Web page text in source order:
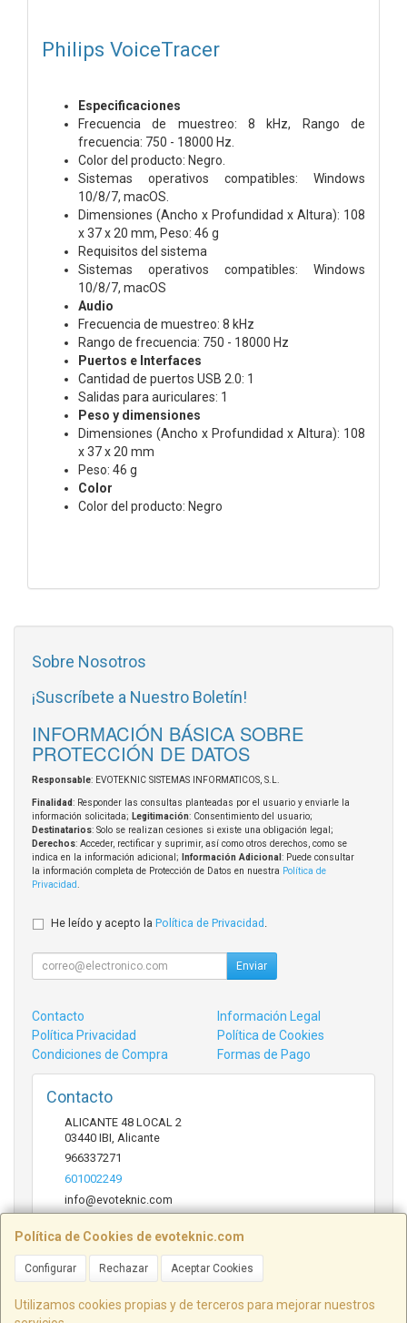
Philips VoiceTracer
Especificaciones
Frecuencia de muestreo: 8 kHz, Rango de
frecuencia: 750 - 18000 Hz.
Color del producto: Negro.
Sistemas operativos compatibles: Windows
10/8/7, macOS.
Dimensiones (Ancho x Profundidad x Altura): 108
x 37 x 20 mm, Peso: 46 g
Requisitos del sistema
Sistemas operativos compatibles: Windows
10/8/7, macOS
Audio
Frecuencia de muestreo: 8 kHz
Rango de frecuencia: 750 - 18000 Hz
Puertos e Interfaces
Cantidad de puertos USB 2.0: 1
Salidas para auriculares: 1
Peso y dimensiones
Dimensiones (Ancho x Profundidad x Altura): 108
x 37 x 20 mm
Peso: 46 g
Color
Color del producto: Negro
Política de Cookies de evoteknic.com
Configurar Rechazar Aceptar Cookies
Utilizamos cookies propias y de terceros para mejorar nuestros
Sobre Nosotros
¡Suscríbete a Nuestro Boletín!
INFORMACIÓN BÁSICA SOBRE
PROTECCIÓN DE DATOS
Responsable: EVOTEKNIC SISTEMAS INFORMATICOS, S.L.
Finalidad: Responder las consultas planteadas por el usuario y enviarle la
información solicitada; Legitimación: Consentimiento del usuario;
Destinatarios: Solo se realizan cesiones si existe una obligación legal;
Derechos: Acceder, rectificar y suprimir, así como otros derechos, como se
indica en la información adicional;
Información Adicional : Puede consultar
la información completa de Protección de Datos en nuestra Política de
Privacidad
He leído y acepto la Política de Privacidad
Enviar
Contacto
Información Legal
Política Privacidad
Política de Cookies
Condiciones de Compra
Formas de Pago
Contacto
ALICANTE 48 LOCAL 2
03440 IBI Alicante
966337271
601002249
info@evoteknic.com
Horario